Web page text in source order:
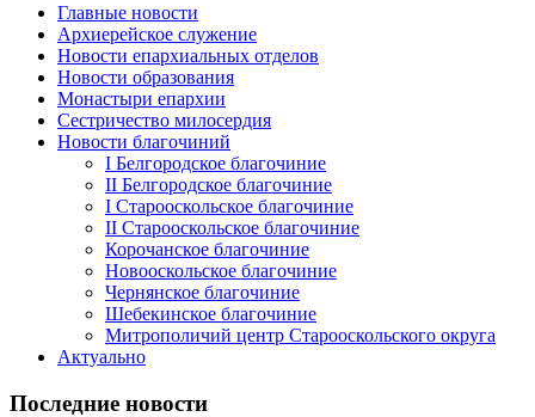
Главные новости
Архиерейское служение
Новости епархиальных отделов
Новости образования
Монастыри епархии
Сестричество милосердия
Новости благочиний
I Белгородское благочиние
II Белгородское благочиние
I Старооскольское благочиние
II Старооскольское благочиние
Корочанское благочиние
Новооскольское благочиние
Чернянское благочиние
Шебекинское благочиние
Митрополичий центр Старооскольского округа
Актуально
Последние новости